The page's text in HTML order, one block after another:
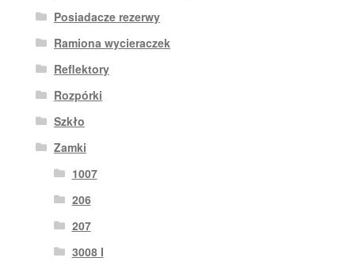
Posiadacze rezerwy
Ramiona wycieraczek
Reflektory
Rozpórki
Szkło
Zamki
1007
206
207
3008 I